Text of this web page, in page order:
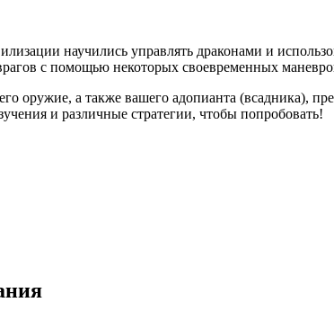
научились управлять драконами и
с помощью некоторых своевременных
оружие, а также вашего адопианта (всадника),
и различные стратегии, чтобы попробовать!